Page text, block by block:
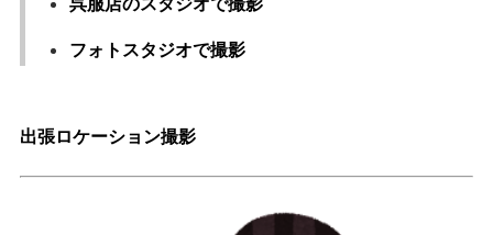
フォトスタジオで撮影
出張ロケーション撮影